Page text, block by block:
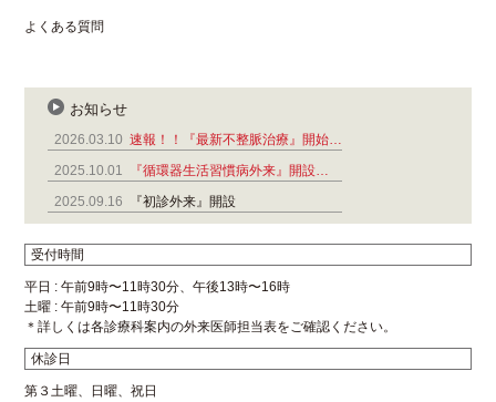
よくある質問
お知らせ
2026.03.10 速報！！『最新不整脈治療』開始…
2025.10.01
『循環器生活習慣病外来』開設…
2025.09.16
『初診外来』開設
受付時間
平日 : 午前9時〜11時30分、午後13時〜16時
土曜 : 午前9時〜11時30分
＊詳しくは各診療科案内の外来医師担当表をご確認ください。
休診日
第３土曜、日曜、祝日